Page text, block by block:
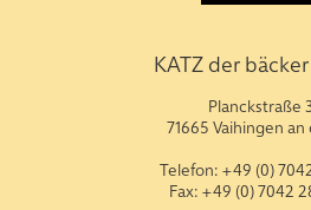
KATZ der
Planckstraße
71665 Vaihingen an
Telefon: +49 (0)
Fax: +49 (0) 7042